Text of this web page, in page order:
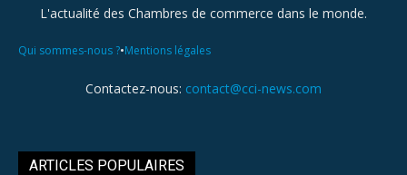
L'actualité des Chambres de commerce dans le monde.
Qui sommes-nous ?•Mentions légales
Contactez-nous: contact@cci-news.com
ARTICLES POPULAIRES